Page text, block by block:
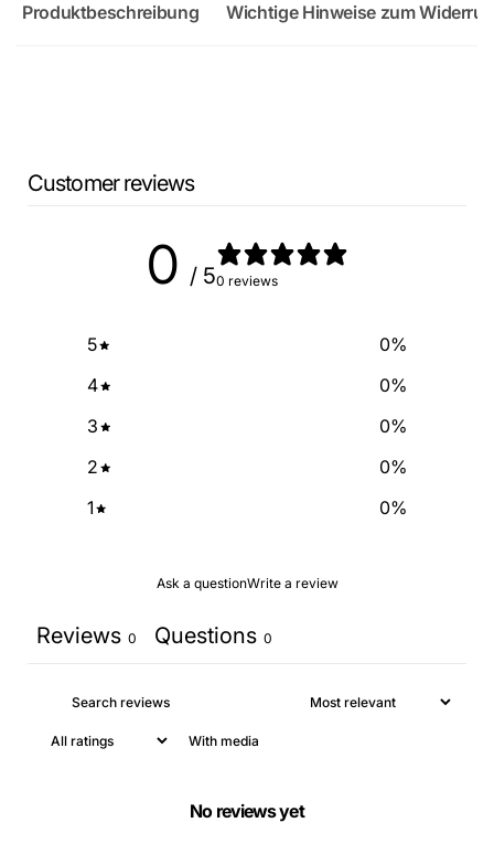
Produktbeschreibung Wichtige Hinweise zum
Customer reviews
0 / 50 reviews
5 0%
4
0%
3
0%
2
0%
1
0%
Ask a questionWrite a review
Reviews 0 Questions 0
With media
No reviews yet